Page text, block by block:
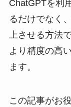
ChatGPTを利
るだけでなく
上させる方法
より精度の高
ます。
この記事がお